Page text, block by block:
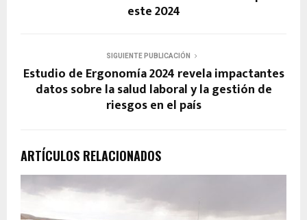
este 2024
SIGUIENTE PUBLICACIÓN
Estudio de Ergonomía 2024 revela impactantes
datos sobre la salud laboral y la gestión de
riesgos en el país
ARTÍCULOS RELACIONADOS